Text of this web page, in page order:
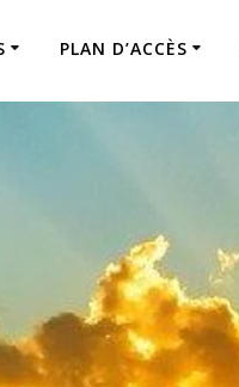
PLAN D’ACCÈS